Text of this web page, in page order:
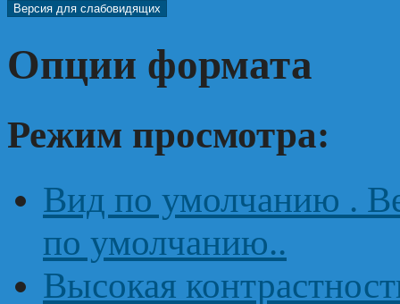
Версия для слабовидящих
Опции формата
Режим просмотра:
Вид по умолчанию .
по умолчанию..
Высокая